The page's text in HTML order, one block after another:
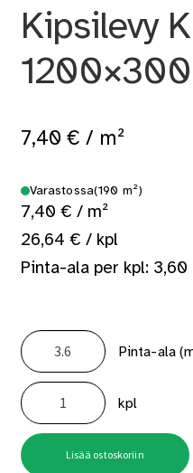
Kipsilevy
7,40 € / m²
Varastossa(190 m²)
7,40 € / m²
26,64 € / kpl
Pinta-ala per kpl: 3,60
Pinta-ala
Kipsilevy
KEK13
1200x3000
määrä
kpl
Lisää ostoskoriin